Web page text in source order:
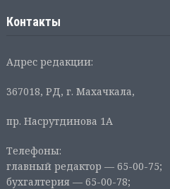
Контакты
Адрес редакции:
367018, РД, г. Махачкала,
пр. Насрутдинова 1А
Телефоны:
главный редактор — 65-00-75;
бухгалтерия — 65-00-78;